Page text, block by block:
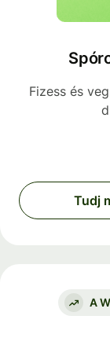
Fizess és
Tudj
A